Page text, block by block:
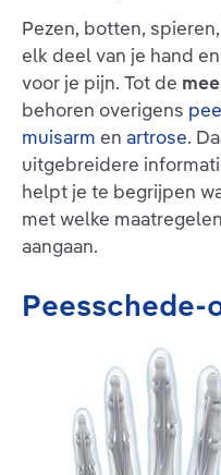
Pezen, botten,
elk deel van je hand
voor je pijn. Tot de
behoren overigens
muisarm en artrose.
uitgebreidere
helpt je te begrijpen
met welke
aangaan.